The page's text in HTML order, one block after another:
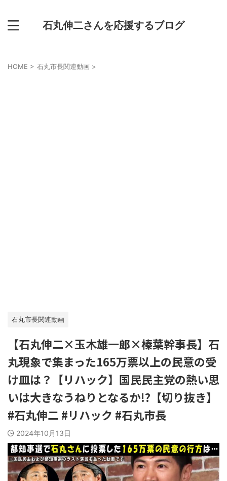
石丸伸二さんを応援するブログ
HOME > 石丸市長関連動画 >
石丸市長関連動画
【石丸伸二×玉木雄一郎×榛葉幹事長】石
丸現象で集まった165万票以上の民意の受
け皿は？【リハック】国民民主党の熱い思
いは大きなうねりとなるか!?【切り抜き】
#石丸伸二 #リハック #石丸市長
2024年10月13日